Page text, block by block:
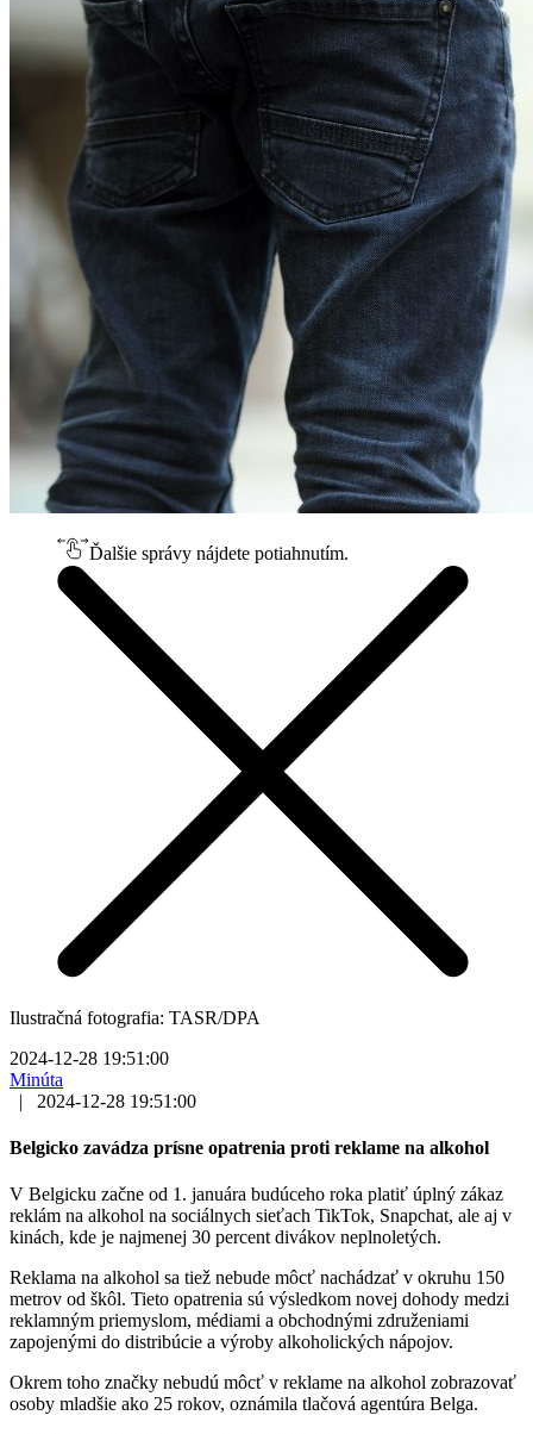
Ďalšie správy nájdete potiahnutím.
Ilustračná fotografia: TASR/DPA
2024-12-28 19:51:00
Minúta
|
2024-12-28 19:51:00
Belgicko zavádza prísne opatrenia proti reklame na alkohol
V Belgicku začne od 1. januára budúceho roka platiť úplný zákaz
reklám na alkohol na sociálnych sieťach TikTok, Snapchat, ale aj v
kinách, kde je najmenej 30 percent divákov neplnoletých.
Reklama na alkohol sa tiež nebude môcť nachádzať v okruhu 150
metrov od škôl. Tieto opatrenia sú výsledkom novej dohody medzi
reklamným priemyslom, médiami a obchodnými združeniami
zapojenými do distribúcie a výroby alkoholických nápojov.
Okrem toho značky nebudú môcť v reklame na alkohol zobrazovať
osoby mladšie ako 25 rokov, oznámila tlačová agentúra Belga.